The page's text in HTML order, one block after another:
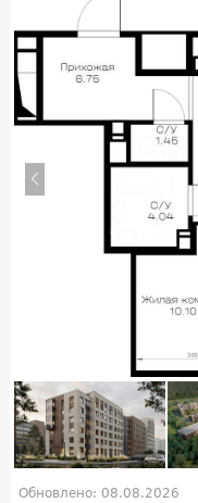
Обновлено: 08.08.2026